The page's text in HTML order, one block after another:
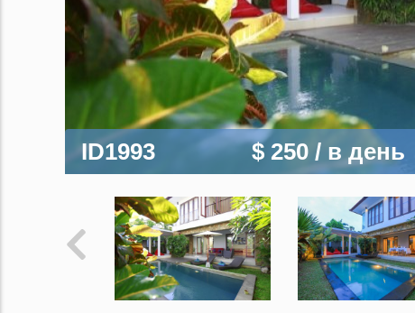
ID1993 $ 250 / в день